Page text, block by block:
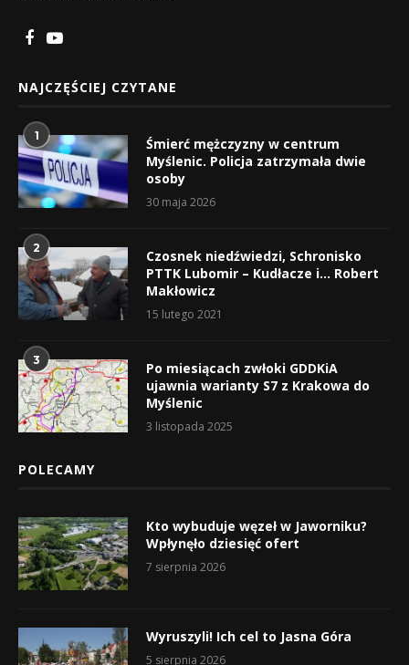
NAJCZĘŚCIEJ CZYTANE
1
Śmierć mężczyzny w centrum
Myślenic. Policja zatrzymała dwie
osoby
30 maja 2026
2
Czosnek niedźwiedzi, Schronisko
PTTK Lubomir – Kudłacze i… Robert
Makłowicz
15 lutego 2021
3
Po miesiącach zwłoki GDDKiA
ujawnia warianty S7 z Krakowa do
Myślenic
3 listopada 2025
POLECAMY
Kto wybuduje węzeł w Jaworniku?
Wpłynęło dziesięć ofert
7 sierpnia 2026
Wyruszyli! Ich cel to Jasna Góra
5 sierpnia 2026